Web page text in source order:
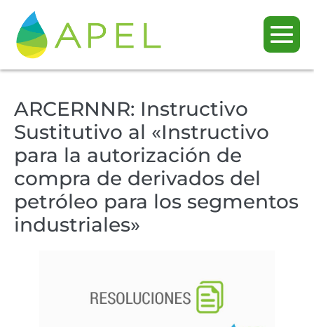
ARCERNNR: Instructivo
Sustitutivo al «Instructivo
para la autorización de
compra de derivados del
petróleo para los segmentos
industriales»